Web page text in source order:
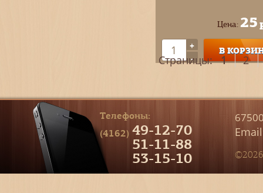
Цена: 25
+
-
В
Страницы: 1 2
Телефоны:
(4162) 49-12-70
51-11-88
53-15-10